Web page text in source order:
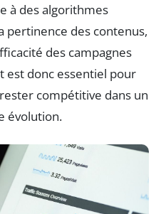
à des algorithmes
pertinence des contenus,
des campagnes
est donc essentiel pour
compétitive dans un
évolution.